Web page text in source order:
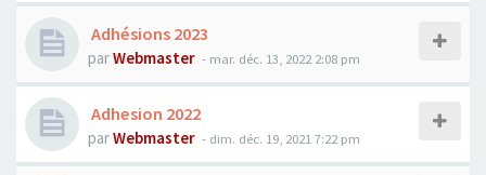
Adhésions 2023
parWebmaster - mar. déc. 13, 2022 2:08 pm
Adhesion 2022
parWebmaster - dim. déc. 19, 2021 7:22 pm